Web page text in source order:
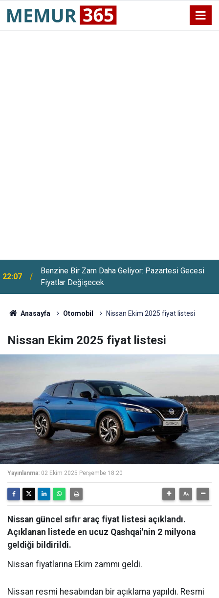
22:07
Benzine Bir Zam Daha Geliyor: Pazartesi Gecesi
Fiyatlar Değişecek
Anasayfa Otomobil Nissan Ekim 2025 fiyat listesi
Nissan Ekim 2025 fiyat listesi
Yayınlanma: 02 Ekim 2025 Perşembe 18:20
Nissan güncel sıfır araç fiyat listesi açıklandı.
Açıklanan listede en ucuz Qashqai'nin 2 milyona
geldiği bildirildi.
Nissan fiyatlarına Ekim zammı geldi.
Nissan resmi hesabından bir açıklama yapıldı. Resmi